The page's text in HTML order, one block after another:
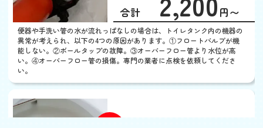
限
定
割
引
合計 円〜
便器や手洗い管の水が流れっぱなしの場合は、トイレタンク内の機器の
異常が考えられ、以下の4つの原因があります。①フロートバルブが機
能しない。②ボールタップの故障。③オーバーフロー管より水位が高
い。④オーバーフロー管の損傷。専門の業者に点検を依頼してくださ
い。